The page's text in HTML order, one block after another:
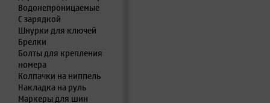
Водонепроницаемые
С зарядкой
Шнурки для ключей
Брелки
Болты для крепления
номера
Колпачки на ниппель
Накладка на руль
Маркеры для шин